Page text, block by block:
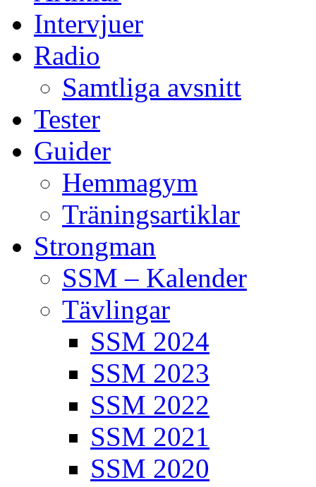
Intervjuer
Radio
Samtliga avsnitt
Tester
Guider
Hemmagym
Träningsartiklar
Strongman
SSM – Kalender
Tävlingar
SSM 2024
SSM 2023
SSM 2022
SSM 2021
SSM 2020